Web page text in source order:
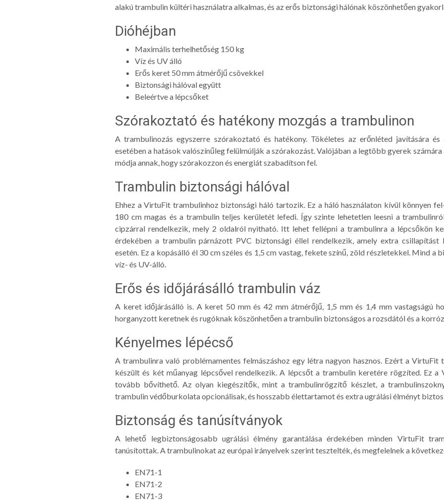
alakú trambulin kültéri használatra alkalmas, és az erős biztonsági hálónak köszönhetően
Dióhéjban
Maximális terhelhetőség 150 kg
Víz és UV álló
Erős keret 50 mm átmérőjű csövekkel
Biztonsági hálóval együtt
Beleértve a lépcsőket
Szórakoztató és hatékony mozgás a trambulinon
A trambulinozás egyszerre szórakoztató és hatékony. Tökéletes az erőnléted javítására
esetében a hatások valószínűleg felülmúlják a szórakozást. Valójában a legtöbb gyerek
módja annak, hogy szórakozzon és energiát szabadítson fel.
Trambulin biztonsági hálóval
Ehhez a VirtuFit trambulinhoz biztonsági háló tartozik. Ez a háló használaton kívül könnyen
180 cm magas és a trambulin teljes kerületét lefedi. Így szinte lehetetlen leesni a
cipzárral rendelkezik, mely 2 oldalról nyitható. Itt lehet fellépni a trambulinra a lépcsőkön
érdekében a trambulin párnázott PVC biztonsági éllel rendelkezik, amely extra csillapítást
esetén. Ez a kopásálló él 30 cm széles és 1,5 cm vastag, fekete színű, zöld részletekkel. Mind a
víz- és UV-álló.
Erős és időjárásálló trambulin váz
A keret időjárásálló is. A keret 50 mm és 42 mm átmérőjű, 1,5 mm és 1,4 mm vastagságú
horganyzott keretnek és rugóknak köszönhetően a trambulin biztonságos a rozsdától és a
Kényelmes lépécső
A trambulinra való problémamentes felmászáshoz egy létra nagyon hasznos. Ezért a
készült és két műanyag lépcsővel rendelkezik. A lépcsőt a trambulin keretére rögzíted. Ez
tovább bővíthető. Az olyan kiegészítők, mint a trambulinrögzítő készlet, a
trambulin védőburkolata opcionálisak, és hosszabb élettartamot és extra ugrálási élményt
Biztonság és tanúsítványok
A lehető legbiztonságosabb ugrálási élmény garantálása érdekében minden VirtuFit
tanúsítottak. A trambulinokat az európai irányelvek szerint tesztelték, és megfelelnek a
EN71-1
EN71-2
EN71-3